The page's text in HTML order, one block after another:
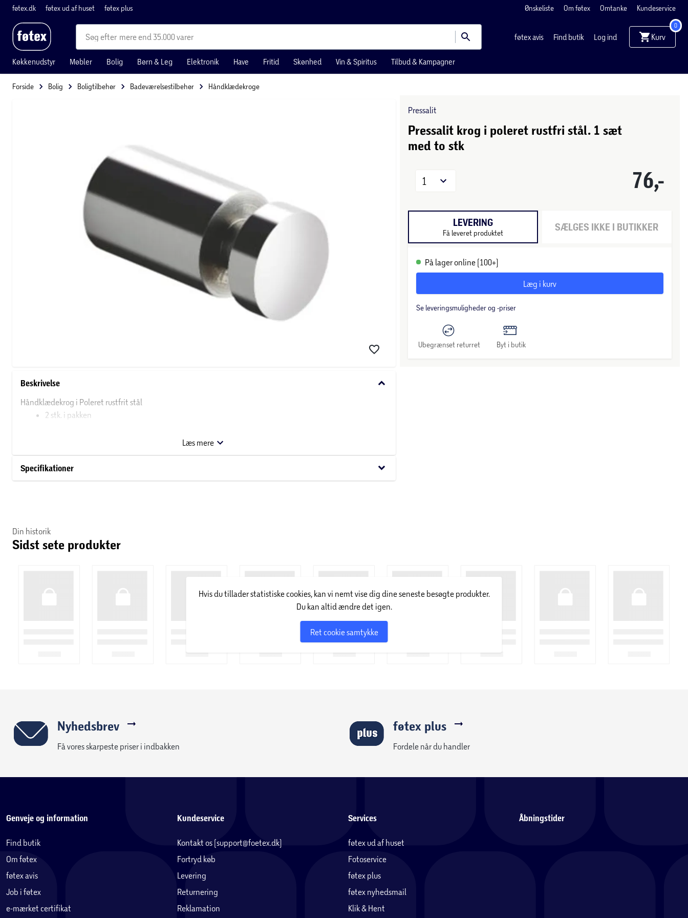
føtex.dk føtex ud af huset føtex plus Ønskeliste Om føtex Omtanke Kundeservice
mere end 35.000 varer føtex avis Find butik Log ind Kurv
0
Køkkenudstyr Møbler Bolig Børn & Leg Elektronik Have Fritid Skønhed Vin & Spiritus Tilbud & Kampagner
Forside Bolig Boligtilbehør Badeværelsestilbehør Håndklædekroge
Beskrivelse keyboard_arrow_down
Håndklædekrog i Poleret rustfrit stål
2 stk. i pakken
Monteringsindsats i messing
Læs mere
Specifikationer keyboard_arrow_down
Pressalit
Pressalit krog i poleret rustfri stål. 1 sæt
med to stk
76,-
1
LEVERING
Få leveret produktet SÆLGES IKKE I BUTIKKER
På lager online (100+)
Læg i kurv
Se leveringsmuligheder og -priser
Ubegrænset returret Byt i butik
Din historik
Sidst sete produkter
Hvis du tillader statistiske cookies, kan vi nemt vise dig dine seneste besøgte produkter.
Du kan altid ændre det igen.
Ret cookie samtykke
Nyhedsbrev
Få vores skarpeste priser i indbakken
føtex plus
Fordele når du handler
Genveje og information
Find butik
Om føtex
føtex avis
Job i føtex
e-mærket certifikat
Kundeservice
Kontakt os (support@foetex.dk)
Fortryd køb
Levering
Returnering
Reklamation
Services
føtex ud af huset
Fotoservice
føtex plus
føtex nyhedsmail
Klik & Hent
Åbningstider